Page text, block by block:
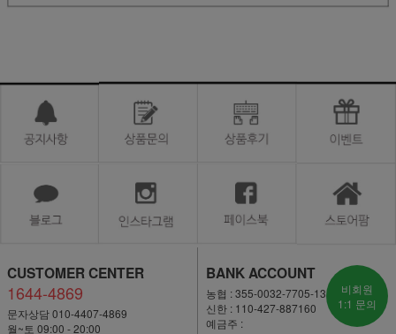
CUSTOMER CENTER
1644-4869
문자상담 010-4407-4869
월~토 09:00 - 20:00
BANK ACCOUNT
농협 : 355-0032-7705-13
신한 : 110-427-887160
예금주 :
비회원
1:1 문의